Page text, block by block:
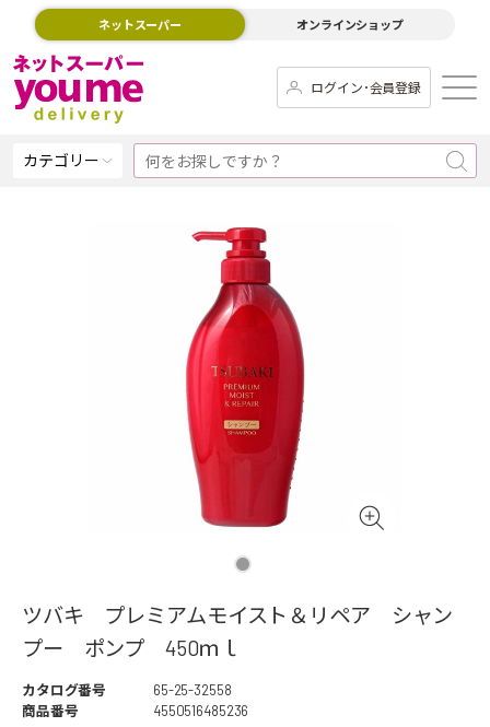
ネットスーパー オンラインショップ
ログイン･会員登録
カテゴリー
ツバキ プレミアムモイスト＆リペア シャン
プー ポンプ 450ｍｌ
カタログ番号
65-25-32558
商品番号
4550516485236